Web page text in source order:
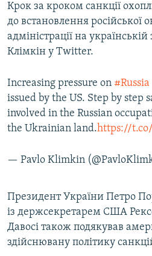
Крок за кроком санкції
до встановлення російської
адміністрації на
Клімкін у Twitter.
Increasing pressure on #Russia
issued by the US. Step by step
involved in the Russian
the Ukrainian land.https://
— Pavlo Klimkin
Президент України Петро
із держсекретарем США
Давосі також подякував
здійснювану політику